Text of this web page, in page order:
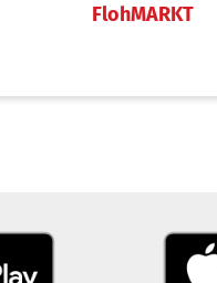
FlohMARKT